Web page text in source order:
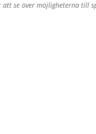
se över möjligheterna till